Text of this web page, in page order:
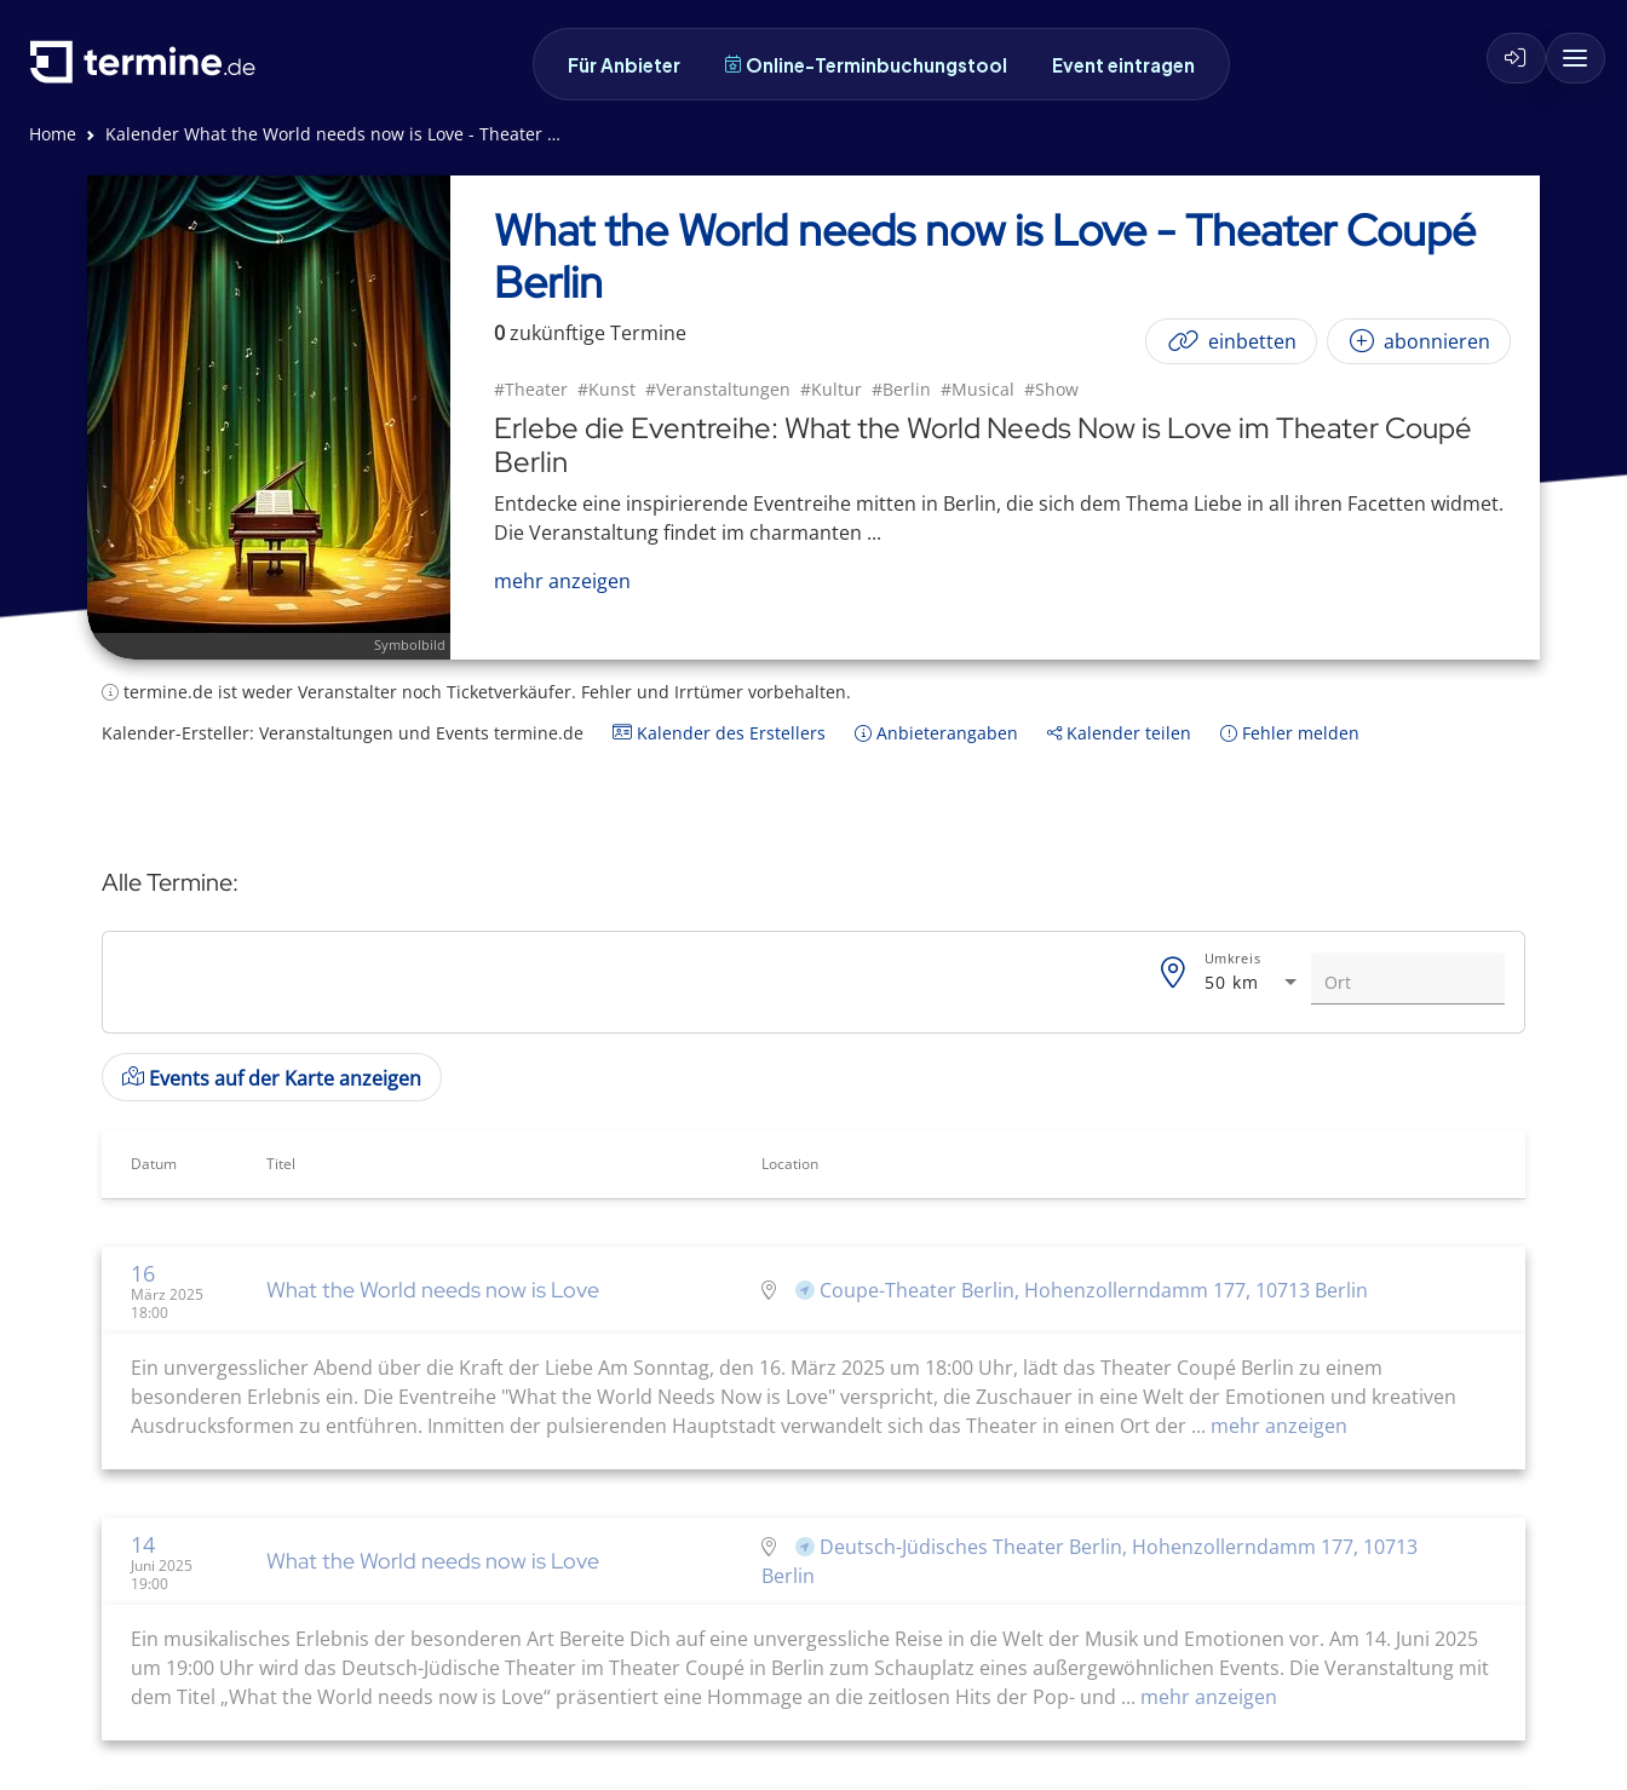
Für Anbieter Online-Terminbuchungstool Event eintragen
Home Kalender What the World needs now is Love - Theater Coupé Berlin
Symbolbild
What the World needs now is Love - Theater Coupé
Berlin
0zukünftigeTermine einbetten abonnieren
#Theater #Kunst #Veranstaltungen #Kultur #Berlin #Musical #Show
Erlebe die Eventreihe: What the World Needs Now is Love im Theater Coupé
Berlin
Entdecke eine inspirierende Eventreihe mitten in Berlin, die sich dem Thema Liebe in all ihren Facetten widmet.
Die Veranstaltung findet im charmanten ...
mehr anzeigen
termine.de ist weder Veranstalter noch Ticketverkäufer. Fehler und Irrtümer vorbehalten.
Kalender-Ersteller: Veranstaltungen und Events termine.de
Kalender des Erstellers Anbieterangaben Kalender teilen Fehler melden
Alle Termine:
50 km
Umkreis
Events auf der Karte anzeigen
Datum Titel Location
16
März 2025
18:00
What the World needs now is Love Coupe-Theater Berlin, Hohenzollerndamm 177, 10713 Berlin
Ein unvergesslicher Abend über die Kraft der Liebe Am Sonntag, den 16. März 2025 um 18:00 Uhr, lädt das Theater Coupé Berlin zu einem
besonderen Erlebnis ein. Die Eventreihe "What the World Needs Now is Love" verspricht, die Zuschauer in eine Welt der Emotionen und kreativen
Ausdrucksformen zu entführen. Inmitten der pulsierenden Hauptstadt verwandelt sich das Theater in einen Ort der ... mehr anzeigen
14
Juni 2025
19:00
What the World needs now is Love
Deutsch-Jüdisches Theater Berlin, Hohenzollerndamm 177, 10713
Berlin
Ein musikalisches Erlebnis der besonderen Art Bereite Dich auf eine unvergessliche Reise in die Welt der Musik und Emotionen vor. Am 14. Juni 2025
um 19:00 Uhr wird das Deutsch-Jüdische Theater im Theater Coupé in Berlin zum Schauplatz eines außergewöhnlichen Events. Die Veranstaltung mit
dem Titel „What the World needs now is Love“ präsentiert eine Hommage an die zeitlosen Hits der Pop- und ... mehr anzeigen